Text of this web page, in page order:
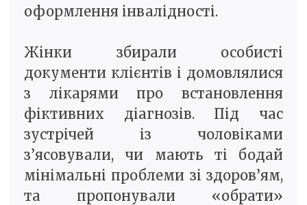
оформлення інвалідності.
Жінки збирали особисті
документи клієнтів і домовлялися
з лікарями про встановлення
фіктивних діагнозів. Під час
зустрічей із чоловіками
з’ясовували, чи мають ті бодай
мінімальні проблеми зі здоров’ям,
та пропонували «обрати»